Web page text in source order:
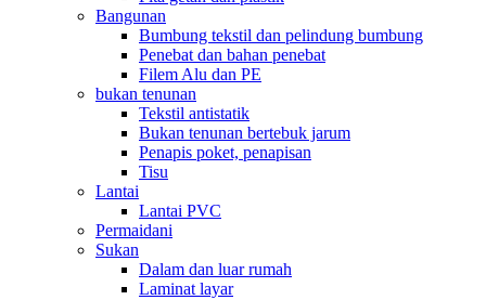
Bangunan
Bumbung tekstil dan pelindung bumbung
Penebat dan bahan penebat
Filem Alu dan PE
bukan tenunan
Tekstil antistatik
Bukan tenunan bertebuk jarum
Penapis poket, penapisan
Tisu
Lantai
Lantai PVC
Permaidani
Sukan
Dalam dan luar rumah
Laminat layar